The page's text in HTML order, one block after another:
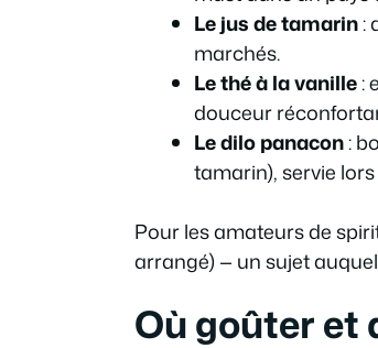
Le jus de tamarin:
marchés.
Le thé à la vanille:
douceur
Le dilo panacon:
tamarin), servie
Pour les amateurs de
arrangé) — un sujet
Où goûter